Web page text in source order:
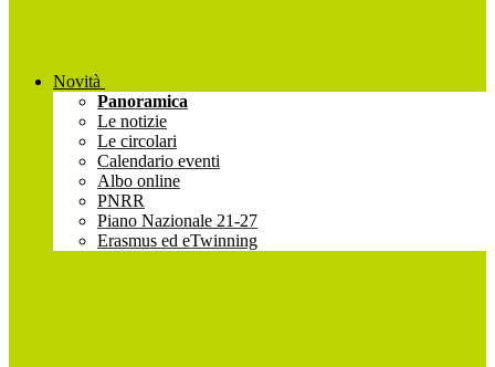
Novità
Panoramica
Le notizie
Le circolari
Calendario eventi
Albo online
PNRR
Piano Nazionale 21-27
Erasmus ed eTwinning